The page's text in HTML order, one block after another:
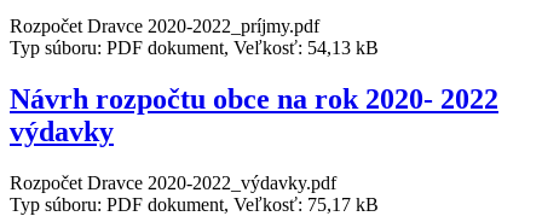
Rozpočet Dravce 2020-2022_príjmy.pdf
Typ súboru: PDF dokument, Veľkosť: 54,13 kB
Návrh rozpočtu obce na rok 2020- 2022
výdavky
Rozpočet Dravce 2020-2022_výdavky.pdf
Typ súboru: PDF dokument, Veľkosť: 75,17 kB